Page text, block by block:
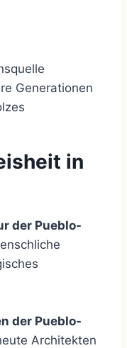
Generationen
in
der Pueblo-
der Pueblo-
Architekten